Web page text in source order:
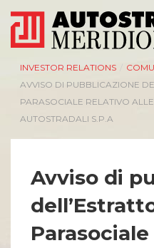
INVESTOR RELATIONS
AVVISO DI PUBBLICAZIONE
PARASOCIALE RELATIVO
AUTOSTRADALI S.P.A
Avviso di